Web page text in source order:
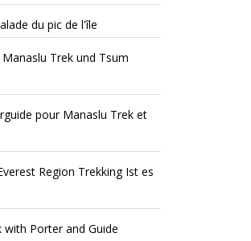
du pic de l'île
Trek und Tsum
pour Manaslu Trek et
Region Trekking Ist es
with Porter and Guide